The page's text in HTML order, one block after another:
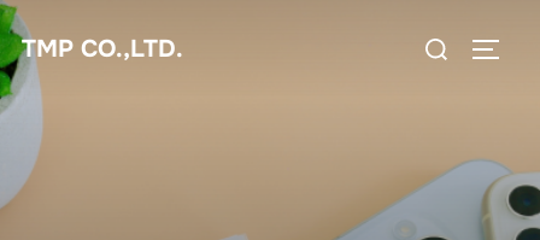
コ
ン
テ
ン
ス
TMP CO.,LTD.
検